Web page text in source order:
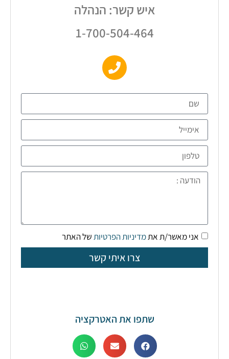
איש קשר: הנהלה
1-700-504-464
אני מאשר/ת אתמדיניות הפרטיותשל האתר
צרו איתי קשר
שתפו את האטרקציה